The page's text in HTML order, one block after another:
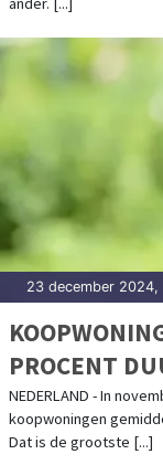
23 december 2024,
PROCENT
NEDERLAND - In
koopwoningen
Dat is de grootste [...]